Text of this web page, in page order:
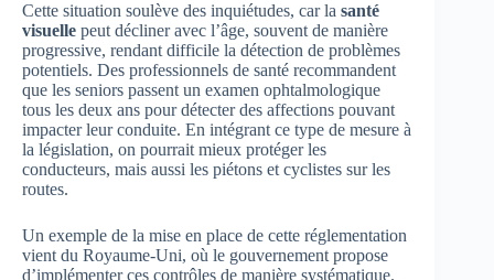
Cette situation soulève des inquiétudes, car la santé
visuelle peut décliner avec l’âge, souvent de manière
progressive, rendant difficile la détection de problèmes
potentiels. Des professionnels de santé recommandent
que les seniors passent un examen ophtalmologique
tous les deux ans pour détecter des affections pouvant
impacter leur conduite. En intégrant ce type de mesure à
la législation, on pourrait mieux protéger les
conducteurs, mais aussi les piétons et cyclistes sur les
routes.
Un exemple de la mise en place de cette réglementation
vient du Royaume-Uni, où le gouvernement propose
d’implémenter ces contrôles de manière systématique.